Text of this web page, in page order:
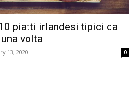
piatti irlandesi tipici da
volta
13, 2020 0